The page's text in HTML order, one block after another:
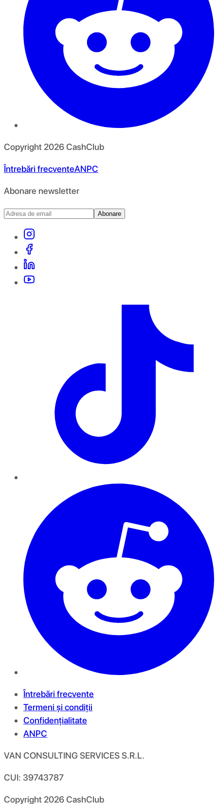
Copyright 2026CashClub
Întrebări frecventeANPC
Abonare newsletter
Abonare
Întrebări frecvente
Termeni și condiții
Confidențialitate
ANPC
VAN CONSULTING SERVICES S.R.L.
CUI: 39743787
Copyright 2026CashClub